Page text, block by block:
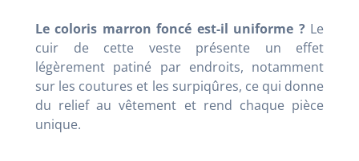
Le coloris marron foncé est-il uniforme ?Le
cuir de cette veste présente un effet
légèrement patiné par endroits, notamment
sur les coutures et les surpiqûres, ce qui donne
du relief au vêtement et rend chaque pièce
unique.